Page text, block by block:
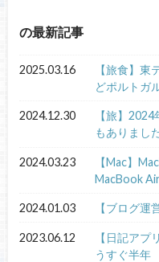
の最新記事
2025.03.16
【旅食】
どポルトガ
2024.12.30
【旅】
もありました
2024.03.23
【Mac】
MacBook
2024.01.03 【ブログ
2023.06.12
【日記ア
うすぐ半年